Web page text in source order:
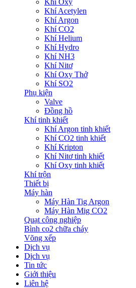
Khí Oxy
Khí Acetylen
Khí Argon
Khí CO2
Khí Helium
Khí Hydro
Khí NH3
Khí Nitơ
Khí Oxy Thở
Khí SO2
Phụ kiện
Valve
Đồng hồ
Khí tinh khiết
Khí Argon tinh khiết
Khí CO2 tinh khiết
Khí Kripton
Khí Nitơ tinh khiết
Khí Oxy tinh khiết
Khí trộn
Thiết bị
Máy hàn
Máy Hàn Tig Argon
Máy Hàn Mig CO2
Quạt công nghiệp
Bình co2 chữa cháy
Võng xếp
Dịch vụ
Dịch vụ
Tin tức
Giới thiệu
Liên hệ